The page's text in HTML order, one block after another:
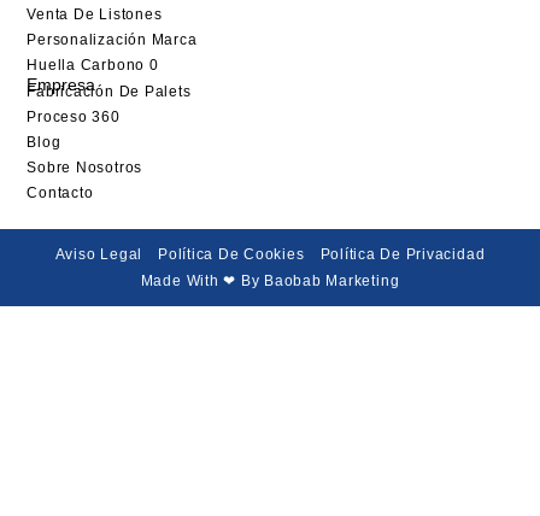
Venta De Listones
Personalización Marca
Huella Carbono 0
Empresa
Fabricación De Palets
Proceso 360
Blog
Sobre Nosotros
Contacto
Aviso Legal Política De Cookies
Política De Privacidad
Made With ❤ By Baobab Marketing